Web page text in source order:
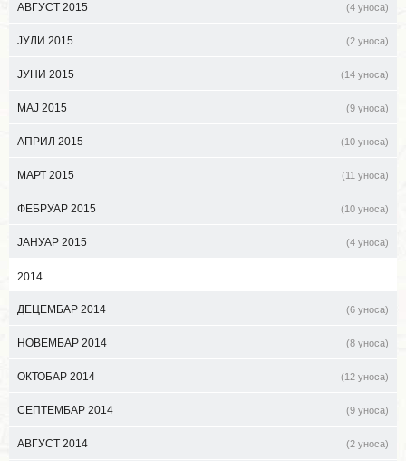
АВГУСТ 2015 (4 уноса)
ЈУЛИ 2015 (2 уноса)
ЈУНИ 2015 (14 уноса)
МАЈ 2015 (9 уноса)
АПРИЛ 2015 (10 уноса)
МАРТ 2015 (11 уноса)
ФЕБРУАР 2015 (10 уноса)
ЈАНУАР 2015 (4 уноса)
2014
ДЕЦЕМБАР 2014 (6 уноса)
НОВЕМБАР 2014 (8 уноса)
ОКТОБАР 2014 (12 уноса)
СЕПТЕМБАР 2014 (9 уноса)
АВГУСТ 2014 (2 уноса)